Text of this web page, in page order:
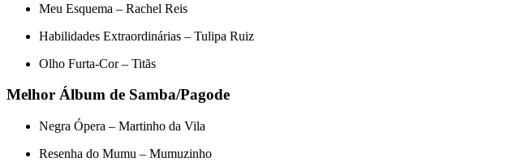
Meu Esquema – Rachel Reis
Habilidades Extraordinárias – Tulipa Ruiz
Olho Furta-Cor – Titãs
Melhor Álbum de Samba/Pagode
Negra Ópera – Martinho da Vila
Resenha do Mumu – Mumuzinho